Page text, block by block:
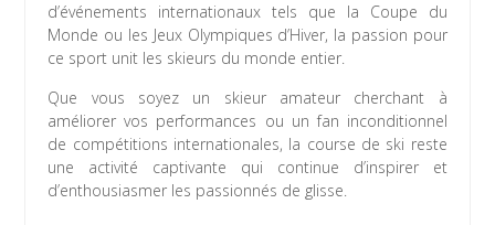
d’événements internationaux tels que la Coupe du
Monde ou les Jeux Olympiques d’Hiver, la passion pour
ce sport unit les skieurs du monde entier.
Que vous soyez un skieur amateur cherchant à
améliorer vos performances ou un fan inconditionnel
de compétitions internationales, la course de ski reste
une activité captivante qui continue d’inspirer et
d’enthousiasmer les passionnés de glisse.